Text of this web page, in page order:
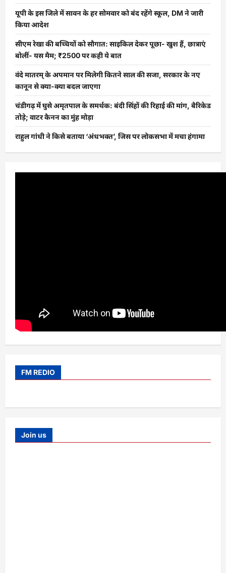
यूपी के इस जिले में सावन के हर सोमवार को बंद रहेंगे स्कूल, DM ने जारी
किया आदेश
सीएम रेखा की बच्चियों को सौगात: साइकिल देकर पूछा- खुश हैं, छात्राएं
बोलीं- यस मैम; ₹2500 पर कही ये बात
वंदे मातरम् के अपमान पर मिलेगी कितने साल की सजा, सरकार के नए
कानून से क्या-क्या बदल जाएगा
चंडीगढ़ में घुसे अमृतपाल के समर्थक: बंदी सिंहों की रिहाई की मांग, बैरिकेड
तोड़े; वाटर कैनन का मुंह मोड़ा
राहुल गांधी ने किसे बताया ‘अंधभक्त’, जिस पर लोकसभा में मचा हंगामा
FM REDIO
Join us